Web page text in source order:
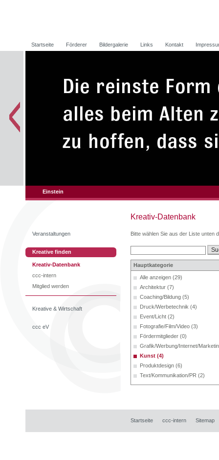
Veranstaltungen
Kreative finden
Kreativ-Datenbank
ccc-intern
Mitglied werden
Kreative & Wirtschaft
ccc eV
Kreativ-Datenbank
Bitte wählen Sie aus der Liste unten
Hauptkategorie
Alle anzeigen (29)
Architektur (7)
Coaching/Bildung (5)
Druck/Werbetechnik (4)
Event/Licht (2)
Fotografie/Film/Video (3)
Fördermitglieder (0)
Grafik/Werbung/Internet/
Kunst (4)
Produktdesign (6)
Text/Kommunikation/PR (2)
Einstein
Startseite Förderer Bildergalerie Links Kontakt
Startseite ccc-intern Sitemap